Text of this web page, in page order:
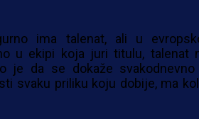
ima talenat, ali u
u ekipi koja juri titulu, talenat
je da se dokaže
svaku priliku koju dobije, ma